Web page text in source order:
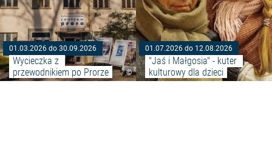
©
01.03.2026 do 30.09.2026
Wycieczka z
przewodnikiem po Prorze
01.07.2026 do 12.08.2026
"Jaś i Małgosia" - kuter
kulturowy dla dzieci